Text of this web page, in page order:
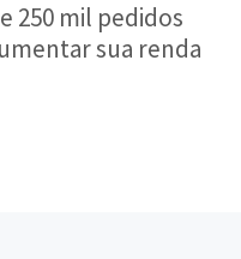
250 mil pedidos
sua renda